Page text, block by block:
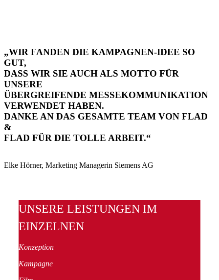
„WIR FANDEN DIE KAMPAGNEN-IDEE SO
GUT,
DASS WIR SIE AUCH ALS MOTTO FÜR
UNSERE
ÜBERGREIFENDE MESSEKOMMUNIKATION
VERWENDET HABEN.
DANKE AN DAS GESAMTE TEAM VON FLAD
&
FLAD FÜR DIE TOLLE ARBEIT.“
Elke Hörner, Marketing Managerin Siemens AG
UNSERE LEISTUNGEN IM
EINZELNEN
Konzeption
Kampagne